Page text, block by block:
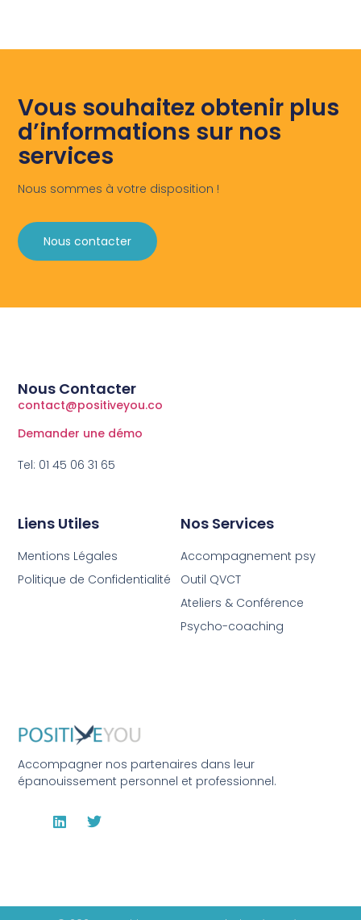
Vous souhaitez obtenir plus
d’informations sur nos
services
Nous sommes à votre disposition !
Nous contacter
Accompagner nos partenaires dans leur
épanouissement personnel et professionnel.
Nos Services
Accompagnement psy
Outil QVCT
Ateliers & Conférence
Psycho-coaching
Liens Utiles
Mentions Légales
Politique de Confidentialité
Nous Contacter
contact@positiveyou.co
Demander une démo
Tel: 01 45 06 31 65